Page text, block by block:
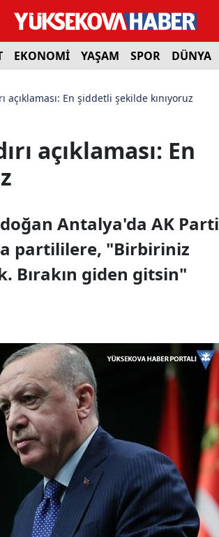
EKONOMİ YAŞAM SPOR DÜNYA
açıklaması: En şiddetli şekilde kınıyoruz
açıklaması: En
Antalya'da AK Parti
partililere, "Birbiriniz
Bırakın giden gitsin"